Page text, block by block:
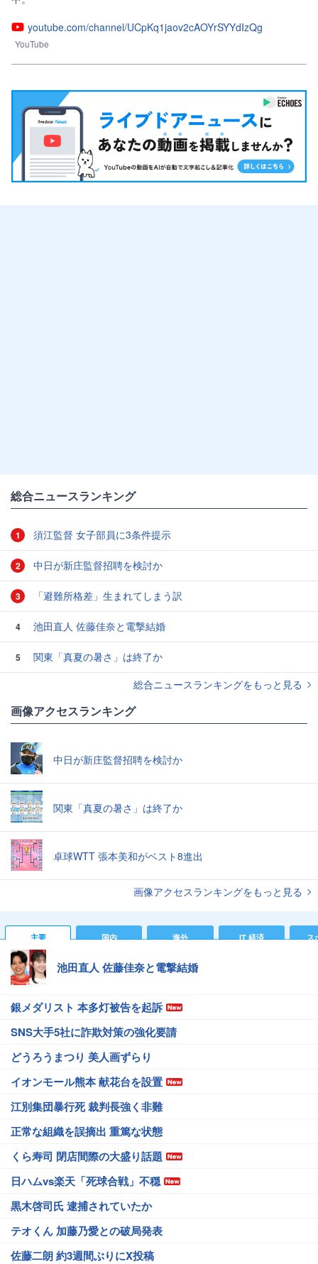
youtube.com/channel/UCpKq1jaov2cAOYrSYYdIzQg
YouTube
総合ニュースランキング
1 須江監督 女子部員に3条件提示
2 中日が新庄監督招聘を検討か
3 「避難所格差」生まれてしまう訳
4 池田直人 佐藤佳奈と電撃結婚
5
関東「真夏の暑さ」は終了か
総合ニュースランキングをもっと見る
画像アクセスランキング
中日が新庄監督招聘を検討か
関東「真夏の暑さ」は終了か
卓球WTT 張本美和がベスト8進出
画像アクセスランキングをもっと見る
主要 国内 海外 IT 経済 ス
池田直人 佐藤佳奈と電撃結婚
銀メダリスト 本多灯被告を起訴
SNS大手5社に詐欺対策の強化要請
どうろうまつり 美人画ずらり
イオンモール熊本 献花台を設置
江別集団暴行死 裁判長強く非難
正常な組織を誤摘出 重篤な状態
くら寿司 閉店間際の大盛り話題
日ハムvs楽天「死球合戦」不穏
黒木啓司氏 逮捕されていたか
テオくん 加藤乃愛との破局発表
佐藤二朗 約3週間ぶりにX投稿